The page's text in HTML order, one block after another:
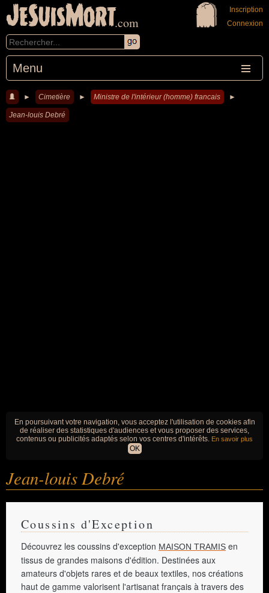
JeSuisMort.com
Menu
Inscription
Connexion
► Cimetière ► Ministre de l'intérieur (homme) francais ►
Jean-louis Debré
En poursuivant votre navigation, vous acceptez l'utilisation de cookies afin
de réaliser des statistiques d'audiences et vous proposer des services,
contenus ou publicités adaptés selon vos centres d'intérêts. En savoir plus
OK
Jean-louis Debré
Coussins d'Exception
Découvrez les coussins d'exception MAISON TRAMIS en
tissus de grandes maisons d'édition. Destinées aux
amateurs d'objets rares et de beaux textiles, nos créations
haut de gamme valorisent l'artisanat français à travers des